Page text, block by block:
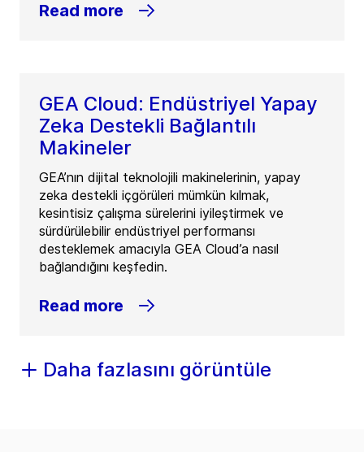
Read more
GEA Cloud: Endüstriyel Yapay
Zeka Destekli Bağlantılı
Makineler
GEA’nın dijital teknolojili makinelerinin, yapay
zeka destekli içgörüleri mümkün kılmak,
kesintisiz çalışma sürelerini iyileştirmek ve
sürdürülebilir endüstriyel performansı
desteklemek amacıyla GEA Cloud’a nasıl
bağlandığını keşfedin.
Read more
Daha fazlasını görüntüle